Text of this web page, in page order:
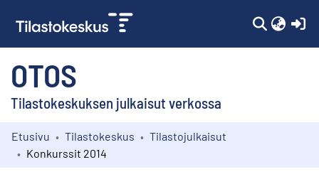
OTOS
Tilastokeskuksen julkaisut verkossa
Kokoelmat
Etusivu Tilastokeskus
Tilastojulkaisut
Konkurssit 2014